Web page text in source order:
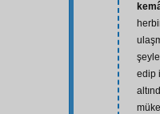
edip